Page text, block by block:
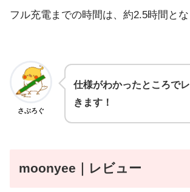
フル充電までの時間は、約2.5時間とな
さぶろぐ
仕様がわかったところで
きます！
moonyee｜レビュー